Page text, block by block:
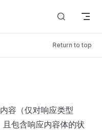
Return to top
容（仅对响应类型
且包含响应内容体的状